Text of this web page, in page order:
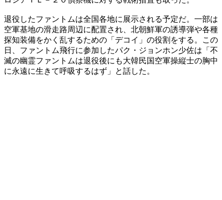
退役したファントムは全国各地に展示される予定だ。一部は
空軍基地の滑走路周辺に配置され、北朝鮮軍の誘導弾や各種
探知装備をかく乱するための「デコイ」の役割をする。この
日、ファントム飛行に参加したパク・ジョンホン少佐は「不
滅の幽霊ファントムは退役後にも大韓民国空軍操縦士の胸中
に永遠に生きて呼吸するはず」と話した。